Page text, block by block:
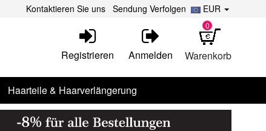
EUR
Kontaktieren Sie uns Sendung Verfolgen
Warenkorb
0
Registrieren Anmelden
Haarteile & Haarverlängerung